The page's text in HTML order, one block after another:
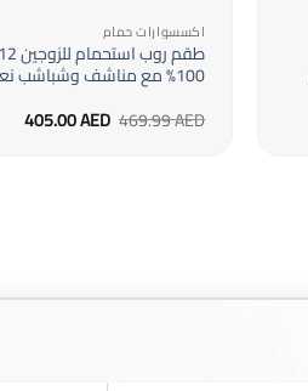
اكسسوارات حمام
100% مع مناشف وشباشب نعومة وفخامة
469.99AED السعر
الأصلي405.00AED السعر